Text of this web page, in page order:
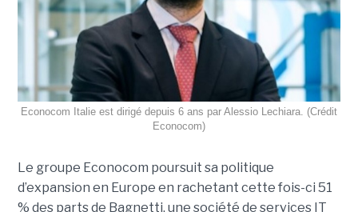
Econocom Italie est dirigé depuis 6 ans par Alessio Lechiara. (Crédit
Econocom)
Le groupe Econocom poursuit sa politique
d’expansion en Europe en rachetant cette fois-ci 51
% des parts de Bagnetti, une société de services IT